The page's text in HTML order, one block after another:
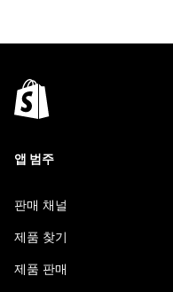
앱 범주
판매 채널
제품 찾기
제품 판매